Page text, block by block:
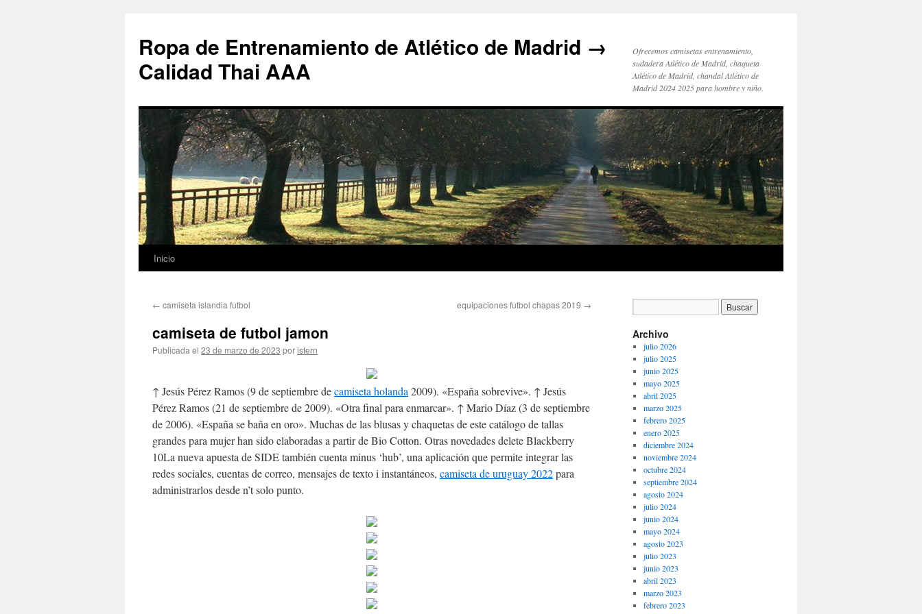
Ropa de Entrenamiento de Atlético de Madrid →
Calidad Thai AAA
Ofrecemos camisetas entrenamiento,
sudadera Atlético de Madrid, chaqueta
Atlético de Madrid, chandal Atlético de
Madrid 2024 2025 para hombre y niño.
Saltar
contenido
Inicio
← camiseta islandia futbol equipaciones futbol chapas 2019 →
camiseta de futbol jamon
Publicada el 23 de marzo de 2023 poristern
↑ Jesús Pérez Ramos (9 de septiembre decamiseta holanda 2009). «España sobrevive». ↑ Jesús
Pérez Ramos (21 de septiembre de 2009). «Otra final para enmarcar». ↑ Mario Díaz (3 de septiembre
de 2006). «España se baña en oro». Muchas de las blusas y chaquetas de este catálogo de tallas
grandes para mujer han sido elaboradas a partir de Bio Cotton. Otras novedades delete Blackberry
10La nueva apuesta de SIDE también cuenta minus ‘hub’, una aplicación que permite integrar las
redes sociales, cuentas de correo, mensajes de texto i instantáneos, camiseta de uruguay 2022para
administrarlos desde n’t solo punto.
Archivo
julio 2026
julio 2025
junio 2025
mayo 2025
abril 2025
marzo 2025
febrero 2025
enero 2025
diciembre 2024
noviembre 2024
octubre 2024
septiembre 2024
agosto 2024
julio 2024
junio 2024
mayo 2024
agosto 2023
julio 2023
junio 2023
abril 2023
marzo 2023
febrero 2023